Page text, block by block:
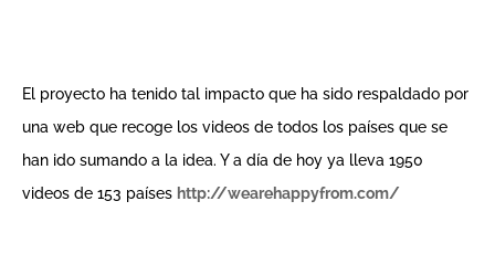
El proyecto ha tenido tal impacto que ha sido respaldado por
una web que recoge los videos de todos los países que se
han ido sumando a la idea. Y a día de hoy ya lleva 1950
videos de 153 países http://wearehappyfrom.com/